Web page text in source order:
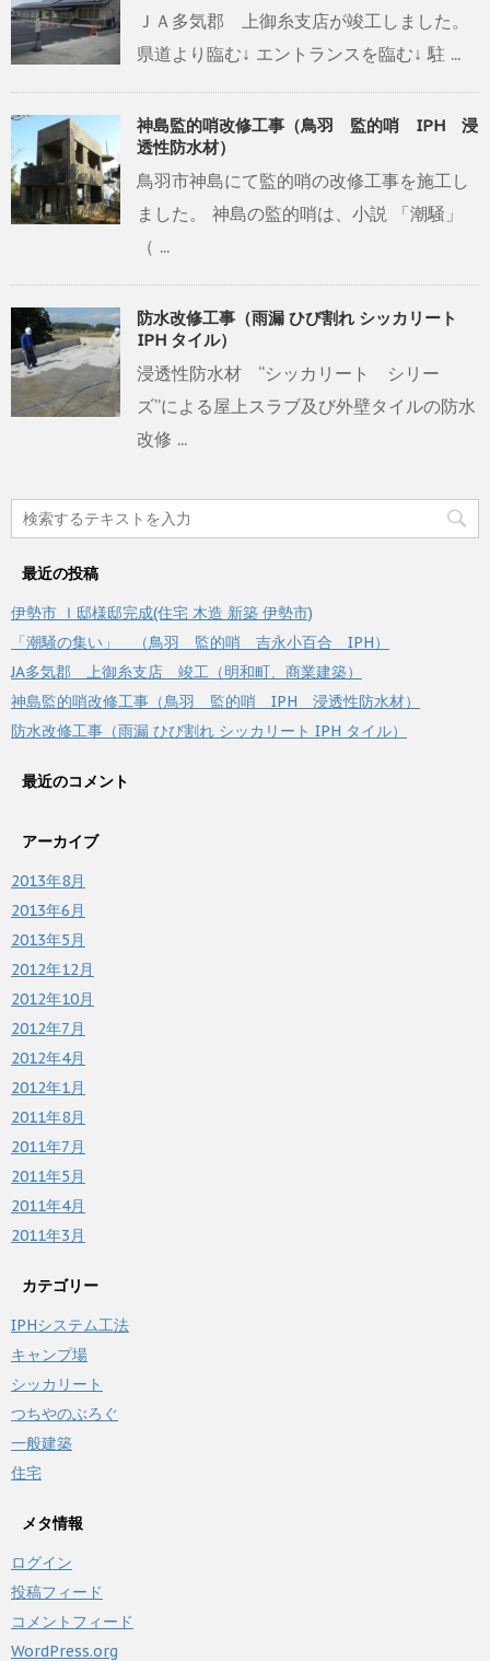
ＪＡ多気郡 上御糸支店が竣工しました。
県道より臨む↓ エントランスを臨む↓ 駐 ...
神島監的哨改修工事（鳥羽 監的哨 IPH 浸
透性防水材）
鳥羽市神島にて監的哨の改修工事を施工し
ました。 神島の監的哨は、小説 「潮騒」
（ ...
防水改修工事（雨漏 ひび割れ シッカリート
IPH タイル）
浸透性防水材 “シッカリート シリー
ズ”による屋上スラブ及び外壁タイルの防水
改修 ...
最近の投稿
伊勢市 Ｉ邸様邸完成(住宅 木造 新築 伊勢市)
「潮騒の集い」 （鳥羽 監的哨 吉永小百合 IPH）
JA多気郡 上御糸支店 竣工（明和町、商業建築）
神島監的哨改修工事（鳥羽 監的哨 IPH 浸透性防水材）
防水改修工事（雨漏 ひび割れ シッカリート IPH タイル）
最近のコメント
アーカイブ
2013年8月
2013年6月
2013年5月
2012年12月
2012年10月
2012年7月
2012年4月
2012年1月
2011年8月
2011年7月
2011年5月
2011年4月
2011年3月
カテゴリー
IPHシステム工法
キャンプ場
シッカリート
つちやのぶろぐ
一般建築
住宅
メタ情報
ログイン
投稿フィード
コメントフィード
WordPress.org